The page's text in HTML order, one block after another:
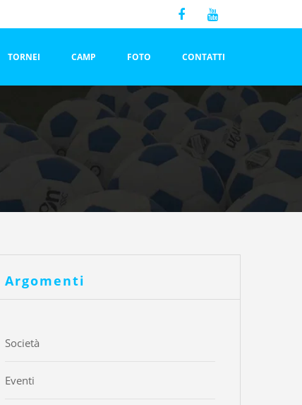
TORNEI CAMP FOTO CONTATTI
Argomenti
Società
Eventi